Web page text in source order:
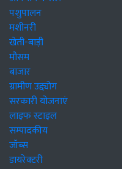
पशुपालन
मशीनरी
खेती-बाड़ी
मौसम
बाजार
ग्रामीण उद्द्योग
सरकारी योजनाएं
लाइफ स्टाइल
सम्पादकीय
जॉब्स
डायरेक्टरी